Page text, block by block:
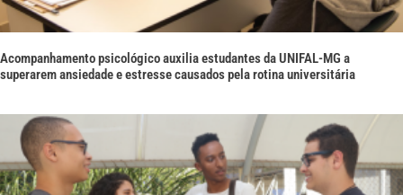
Acompanhamento psicológico auxilia estudantes da UNIFAL-MG a
superarem ansiedade e estresse causados pela rotina universitária